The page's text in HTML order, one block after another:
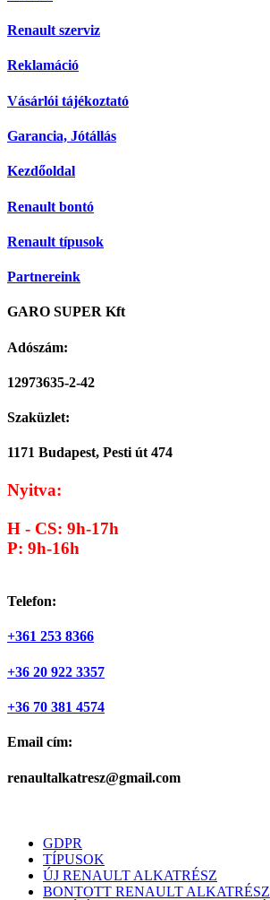
Renault szerviz
Reklamáció
Vásárlói tájékoztató
Garancia, Jótállás
Kezdőoldal
Renault bontó
Renault típusok
Partnereink
GARO SUPER Kft
Adószám:
12973635-2-42
Szaküzlet:
1171 Budapest, Pesti út 474
Nyitva:
H - CS: 9h-17h
P: 9h-16h
Telefon:
+361 253 8366
+36 20 922 3357
+36 70 381 4574
Email cím:
renaultalkatresz@gmail.com
GDPR
TÍPUSOK
ÚJ RENAULT ALKATRÉSZ
BONTOTT RENAULT ALKATRÉSZ